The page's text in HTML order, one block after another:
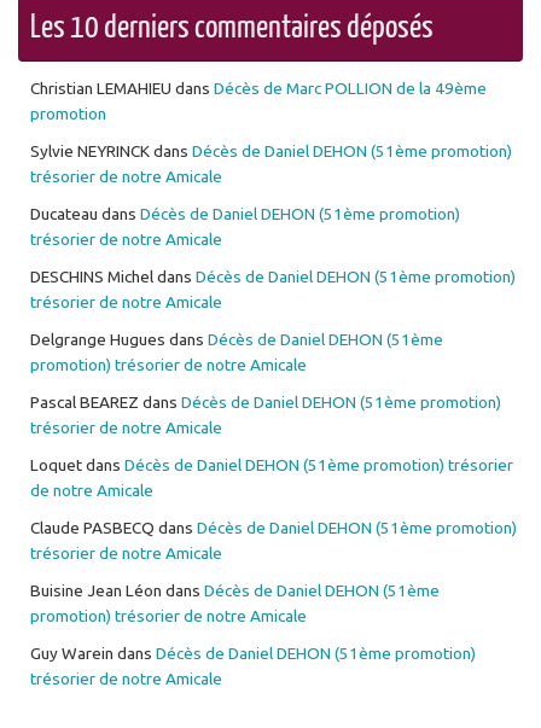
Les 10 derniers commentaires déposés
Christian LEMAHIEU dans Décès de Marc POLLION de la 49ème
promotion
Sylvie NEYRINCKdans Décès de Daniel DEHON (51ème promotion)
trésorier de notre Amicale
Ducateau dans Décès de Daniel DEHON (51ème promotion)
trésorier de notre Amicale
DESCHINS Micheldans Décès de Daniel DEHON (51ème promotion)
trésorier de notre Amicale
Delgrange Hugues dans Décès de Daniel DEHON (51ème
promotion) trésorier de notre Amicale
Pascal BEAREZ dans Décès de Daniel DEHON (51ème promotion)
trésorier de notre Amicale
Loquetdans Décès de Daniel DEHON (51ème promotion) trésorier
de notre Amicale
Claude PASBECQ dans Décès de Daniel DEHON (51ème promotion)
trésorier de notre Amicale
Buisine Jean Léon dans Décès de Daniel DEHON (51ème
promotion) trésorier de notre Amicale
Guy Warein dans Décès de Daniel DEHON (51ème promotion)
trésorier de notre Amicale